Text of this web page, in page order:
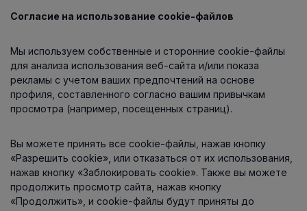
Каталог
О компании
Информация
Контакты
Согласие на использование cookie-файлов
Мы используем собственные и сторонние cookie-файлы
для анализа использования веб-сайта и/или показа
рекламы с учетом ваших предпочтений на основе
профиля, составленного согласно вашим привычкам
просмотра (например, посещенных страниц).
Вы можете принять все cookie-файлы, нажав кнопку
«Разрешить cookie», или отказаться от их использования,
нажав кнопку «Заблокировать cookie». Также вы можете
продолжить просмотр сайта, нажав кнопку
«Продолжить», и cookie-файлы будут приняты до